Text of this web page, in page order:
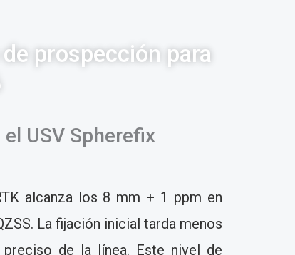
prospección para
USV Spherefix
alcanza los 8 mm + 1 ppm en
La fijación inicial tarda menos
de la línea. Este nivel de